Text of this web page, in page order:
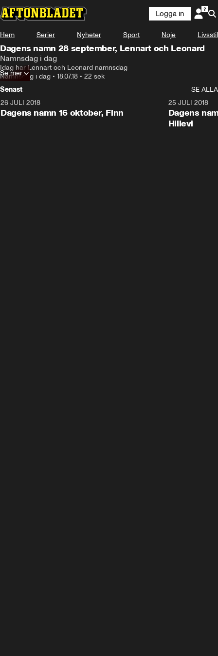
Logga in
Hem Serier Nyheter Sport Nöje Livsstil
Dagens namn 28 september, Lennart och Leonard
Namnsdag i dag
Idag har Lennart och Leonard namnsdag
Namnsdag i dag • 18.07.18 • 22 sek
Se mer
Senast
SE ALLA
26 JULI 2018
Dagens namn 16 oktober, Finn
25 JULI 2018
Dagens
Hillevi